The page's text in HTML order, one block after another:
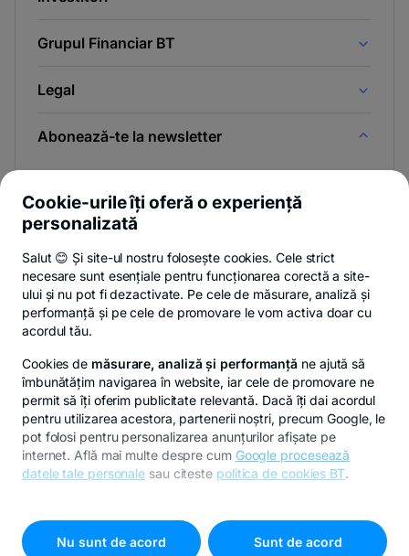
Grupul Financiar BT
Legal
Abonează-te la newsletter
Și afli primul noutățile de pe Newsroom & Blogul BT.
Poți renunța oricând,vezi detalii.
Privacy Hub Politica de confidențialitate Politica de cookies
© Copyright 2026 Banca Transilvania. Toate drepturile
rezervate.
Cookie-urile îți oferă o experiență
personalizată
Salut 😊 Și site-ul nostru folosește cookies. Cele strict
necesare sunt esențiale pentru funcționarea corectă a site-
ului și nu pot fi dezactivate. Pe cele de măsurare, analiză și
performanță și pe cele de promovare le vom activa doar cu
acordul tău.
Cookies de măsurare, analiză și performanță ne ajută să
îmbunătățim navigarea în website, iar cele de promovare ne
permit să îți oferim publicitate relevantă. Dacă îți dai acordul
pentru utilizarea acestora, partenerii noștri, precum Google, le
pot folosi pentru personalizarea anunțurilor afișate pe
internet. Află mai multe despre cum Google procesează
datele tale personale sau citeste politica de cookies BT.
cookies"
Nu sunt de acord
Sunt de acord